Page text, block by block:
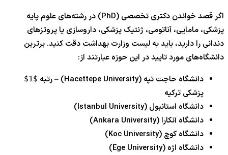
اگر قصد خواندن دکتری تخصصی (PhD) در رشته‌های علوم پایه
پزشکی، مامایی، آناتومی، ژنتیک پزشکی، داروسازی یا پروتزهای
دندانی را دارید، باید به لیست وزارت بهداشت دقت کنید. برترین
دانشگاه‌های مورد تایید در این حوزه عبارتند از:
دانشگاه حاجت تپه (Hacettepe University) – رتبه
$1$
پزشکی ترکیه
دانشگاه استانبول (Istanbul University)
دانشگاه آنکارا (Ankara University)
دانشگاه کوچ (Koc University)
دانشگاه اژه (Ege University)